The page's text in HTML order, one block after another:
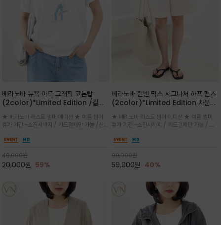
베라노바 뉴욕 아트 그래픽 코튼탑
(2color)*Limited Edition /길어
세요 ^^
★ 베라노바 라스트 썸머 에디션 ★ 여름 썸머
휴가 기간 ~소진시까지 / 카드결제만 가능 /산뜻
레터링과 감각적인 일러스트 프린트가 어우러져
49,000원
20,000원 59%
베라노바 린넨 믹스 시그니처 하프 팬츠
(2color)*Limited Edition 차분한
진 여름의 끝자락까지 멋스럽게 연출하
세요 ^^
★ 베라노바 라스트 썸머 에디션 ★ 여름 썸머
휴가 기간 ~소진시까지 / 카드결제만 가능 / 앞
게 체형을 커버해 우아한 비율을 완성
99,000원
59,000원 40%